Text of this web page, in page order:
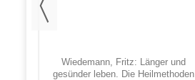
Wiedemann, Fritz: Länger und
gesünder leben. Die Heilmethoden